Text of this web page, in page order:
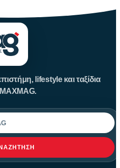
lifestyle και ταξίδια